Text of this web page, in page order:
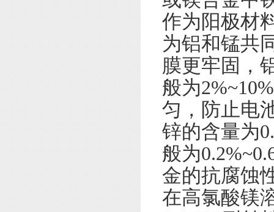
作为阳极材
为铝和锰共
膜更牢固，
般为
匀，防止电
锌的含量为
般为
金的抗腐蚀
在高氯酸镁